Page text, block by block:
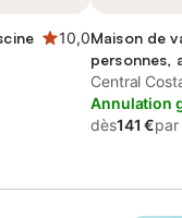
10,0Maison de
personnes,
et jardin
Central
Annulation
dès141 €